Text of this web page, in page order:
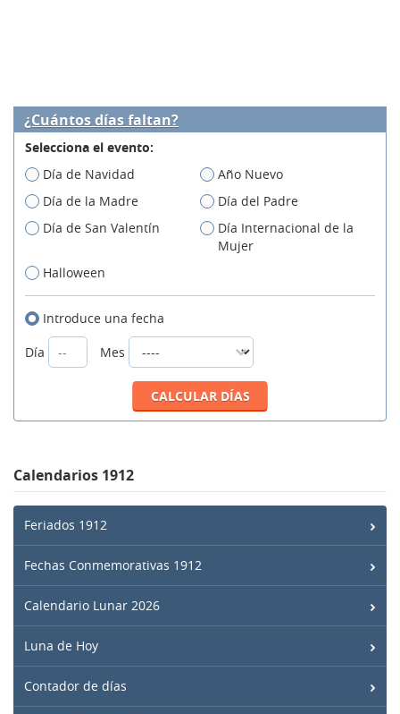
¿Cuántos días faltan?
Selecciona el evento:
Día de Navidad
Año Nuevo
Día de la Madre
Día del Padre
Día de San Valentín
Día Internacional de la
Mujer
Halloween
Introduce una fecha
Día
Mes
Calendarios 1912
Feriados 1912
Fechas Conmemorativas 1912
Calendario Lunar 2026
Luna de Hoy
Contador de días